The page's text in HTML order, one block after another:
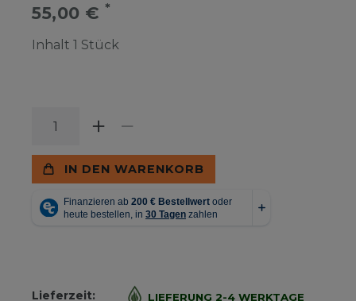
55,00 € *
Inhalt 1 Stück
IN DEN WARENKORB
Lieferzeit: LIEFERUNG 2-4 WERKTAGE